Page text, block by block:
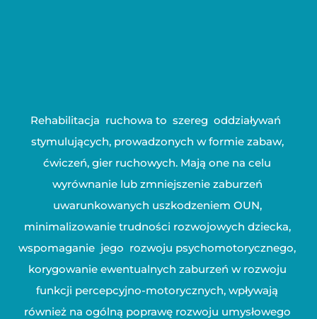
Rehabilitacja ruchowa to szereg oddziaływań
stymulujących, prowadzonych w formie zabaw,
ćwiczeń, gier ruchowych. Mają one na celu
wyrównanie lub zmniejszenie zaburzeń
uwarunkowanych uszkodzeniem OUN,
minimalizowanie trudności rozwojowych dziecka,
wspomaganie jego rozwoju psychomotorycznego,
korygowanie ewentualnych zaburzeń w rozwoju
funkcji percepcyjno-motorycznych, wpływają
również na ogólną poprawę rozwoju umysłowego